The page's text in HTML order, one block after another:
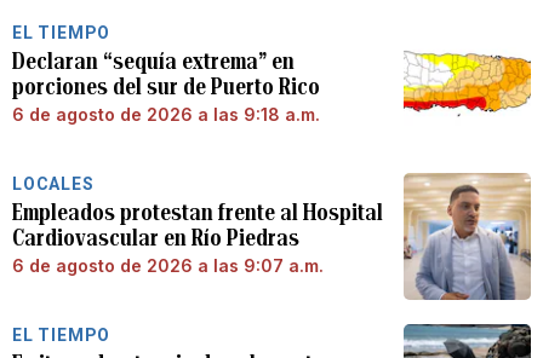
EL TIEMPO
Declaran “sequía extrema” en
porciones del sur de Puerto Rico
6 de agosto de 2026 a las 9:18 a.m.
LOCALES
Empleados protestan frente al Hospital
Cardiovascular en Río Piedras
6 de agosto de 2026 a las 9:07 a.m.
EL TIEMPO